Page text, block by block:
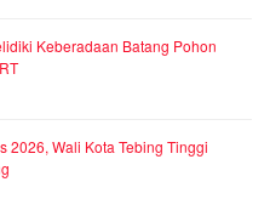
Keberadaan Batang Pohon
2026, Wali Kota Tebing Tinggi